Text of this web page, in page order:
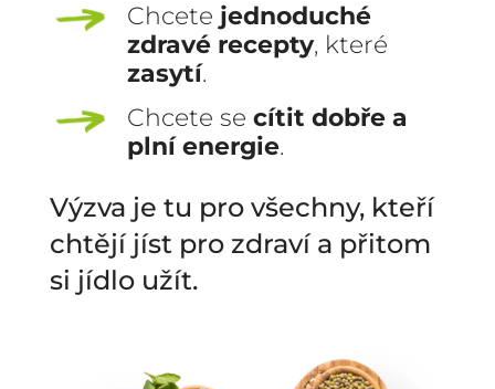
Chcete jednoduché
zdravé recepty, které
zasytí.
Chcete se cítit dobře a
plní energie.
Výzva je tu pro všechny, kteří
chtějí jíst pro zdraví a přitom
si jídlo užít.